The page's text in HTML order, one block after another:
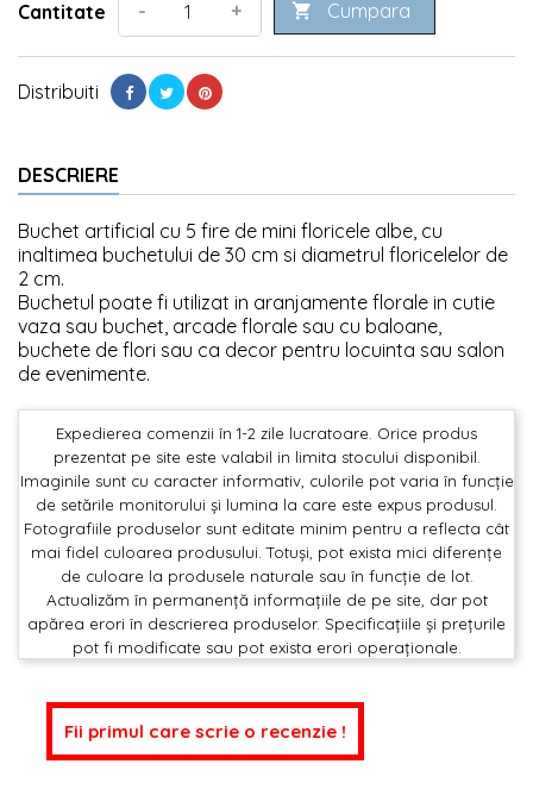
Cantitate - +  Cumpara
Distribuiti
DESCRIERE
Buchet artificial cu 5 fire de mini floricele albe, cu
inaltimea buchetului de 30 cm si diametrul floricelelor de
2 cm.
Buchetul poate fi utilizat in aranjamente florale in cutie
vaza sau buchet, arcade florale sau cu baloane,
buchete de flori sau ca decor pentru locuinta sau salon
de evenimente.
Expedierea comenzii în 1-2 zile lucratoare. Orice produs
prezentat pe site este valabil in limita stocului disponibil.
Imaginile sunt cu caracter informativ, culorile pot varia în funcție
de setările monitorului și lumina la care este expus produsul.
Fotografiile produselor sunt editate minim pentru a reflecta cât
mai fidel culoarea produsului. Totuși, pot exista mici diferențe
de culoare la produsele naturale sau în funcție de lot.
Actualizăm în permanență informațiile de pe site, dar pot
apărea erori în descrierea produselor. Specificațiile și prețurile
pot fi modificate sau pot exista erori operaționale.
Fii primul care scrie o recenzie !